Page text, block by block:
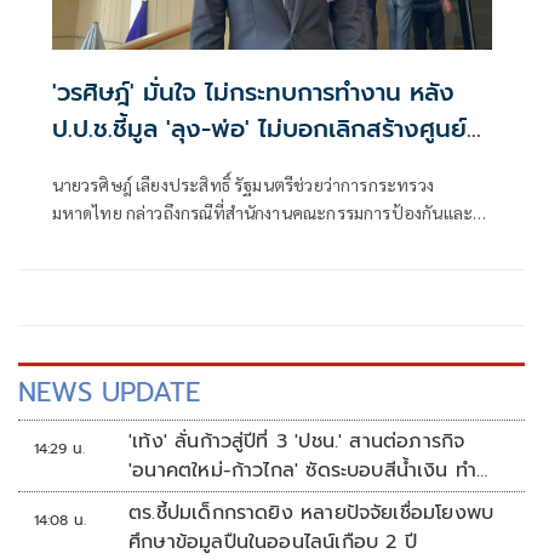
'วรศิษฎ์' มั่นใจ ไม่กระทบการทำงาน หลัง
ป.ป.ช.ชี้มูล 'ลุง-พ่อ' ไม่บอกเลิกสร้างศูนย์
บริการนักท่องเที่ยวสตูล
นายวรศิษฎ์ เลียงประสิทธิ์ รัฐมนตรีช่วยว่าการกระทรวง
มหาดไทย กล่าวถึงกรณีที่สำนักงานคณะกรรมการป้องกันและ
NEWS UPDATE
14:29 น.
'เท้ง' ลั่นก้าวสู่ปีที่ 3 'ปชน.' สานต่อภารกิจ
'อนาคตใหม่-ก้าวไกล' ซัดระบอบสีน้ำเงิน ทำ
หลักนิติรัฐ-นิติธรรมสั่นคลอน
14:08 น.
ตร.ชี้ปมเด็กกราดยิง หลายปัจจัยเชื่อมโยงพบ
ศึกษาข้อมูลปืนในออนไลน์เกือบ 2 ปี